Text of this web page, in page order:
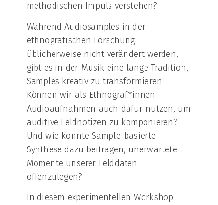
methodischen Impuls verstehen?
Während Audiosamples in der
ethnografischen Forschung
üblicherweise nicht verändert werden,
gibt es in der Musik eine lange Tradition,
Samples kreativ zu transformieren.
Können wir als Ethnograf*innen
Audioaufnahmen auch dafür nutzen, um
auditive Feldnotizen zu komponieren?
Und wie könnte Sample-basierte
Synthese dazu beitragen, unerwartete
Momente unserer Felddaten
offenzulegen?
In diesem experimentellen Workshop